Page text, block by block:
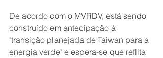
De acordo com o MVRDV, está sendo
construído em antecipação à
"transição planejada de Taiwan para a
energia verde" e espera-se que reflita